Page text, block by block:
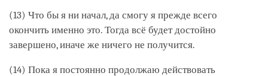
(13) Что бы я ни начал, да смогу я прежде всего
окончить именно это. Тогда всё будет достойно
завершено, иначе же ничего не получится.
(14) Пока я постоянно продолжаю действовать